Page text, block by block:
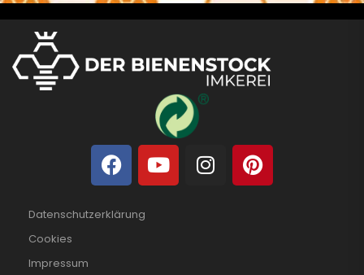
Datenschutzerklärung
Cookies
Impressum